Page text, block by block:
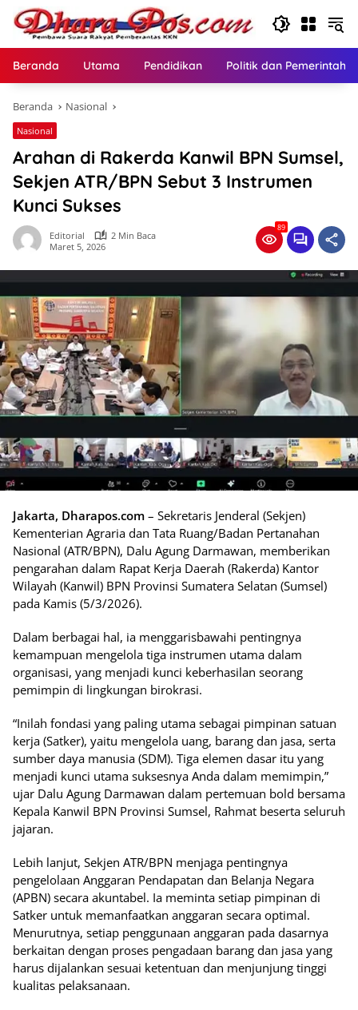
Langsung
konten
Beranda Utama Pendidikan Politik dan
Beranda Nasional
Nasional
Arahan di Rakerda Kanwil BPN Sumsel,
Sekjen ATR/BPN Sebut 3 Instrumen
Kunci Sukses
Editorial
2 Min Baca
Maret 5, 2026
89
Jakarta, Dharapos.com – Sekretaris Jenderal (Sekjen)
Kementerian Agraria dan Tata Ruang/Badan Pertanahan
Nasional (ATR/BPN), Dalu Agung Darmawan, memberikan
pengarahan dalam Rapat Kerja Daerah (Rakerda) Kantor
Wilayah (Kanwil) BPN Provinsi Sumatera Selatan (Sumsel)
pada Kamis (5/3/2026).
Dalam berbagai hal, ia menggarisbawahi pentingnya
kemampuan mengelola tiga instrumen utama dalam
organisasi, yang menjadi kunci keberhasilan seorang
pemimpin di lingkungan birokrasi.
“Inilah fondasi yang paling utama sebagai pimpinan satuan
kerja (Satker), yaitu mengelola uang, barang dan jasa, serta
sumber daya manusia (SDM). Tiga elemen dasar itu yang
menjadi kunci utama suksesnya Anda dalam memimpin,”
ujar Dalu Agung Darmawan dalam pertemuan bold bersama
Kepala Kanwil BPN Provinsi Sumsel, Rahmat beserta seluruh
jajaran.
Lebih lanjut, Sekjen ATR/BPN menjaga pentingnya
pengelolaan Anggaran Pendapatan dan Belanja Negara
(APBN) secara akuntabel. Ia meminta setiap pimpinan di
Satker untuk memanfaatkan anggaran secara optimal.
Menurutnya, setiap penggunaan anggaran pada dasarnya
berkaitan dengan proses pengadaan barang dan jasa yang
harus dijalankan sesuai ketentuan dan menjunjung tinggi
kualitas pelaksanaan.